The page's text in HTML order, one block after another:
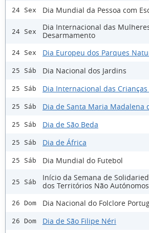
24 Sex Dia Mundial da Pessoa com
24 Sex
Dia Internacional das
Desarmamento
24 Sex Dia Europeu dos Parques
25 Sáb Dia Nacional dos Jardins
25 Sáb Dia Internacional das
25 Sáb Dia de Santa Maria Madalena
25 Sáb Dia de São Beda
25 Sáb Dia de África
25 Sáb Dia Mundial do Futebol
25 Sáb
Início da Semana de
dos Territórios Não
26 Dom Dia Nacional do Folclore
26 Dom Dia de São Filipe Néri